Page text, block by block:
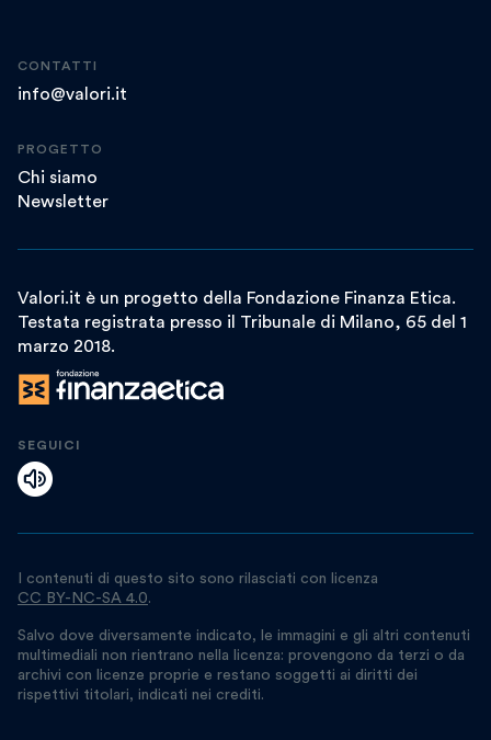
CONTATTI
info@valori.it
PROGETTO
Chi siamo
Newsletter
Valori.it è un progetto della Fondazione Finanza Etica.
Testata registrata presso il Tribunale di Milano, 65 del 1
marzo 2018.
SEGUICI
I contenuti di questo sito sono rilasciati con licenza
CC BY-NC-SA 4.0.
Salvo dove diversamente indicato, le immagini e gli altri contenuti
multimediali non rientrano nella licenza: provengono da terzi o da
archivi con licenze proprie e restano soggetti ai diritti dei
rispettivi titolari, indicati nei crediti.